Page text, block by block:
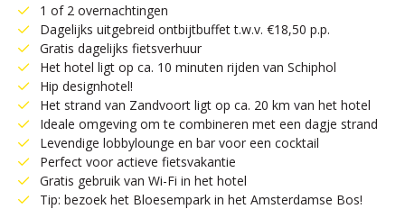
1 of 2 overnachtingen
Dagelijks uitgebreid ontbijtbuffet t.w.v. €18,50 p.p.
Gratis dagelijks fietsverhuur
Het hotel ligt op ca. 10 minuten rijden van Schiphol
Hip designhotel!
Het strand van Zandvoort ligt op ca. 20 km van het hotel
Ideale omgeving om te combineren met een dagje strand
Levendige lobbylounge en bar voor een cocktail
Perfect voor actieve fietsvakantie
Gratis gebruik van Wi-Fi in het hotel
Tip: bezoek het Bloesempark in het Amsterdamse Bos!